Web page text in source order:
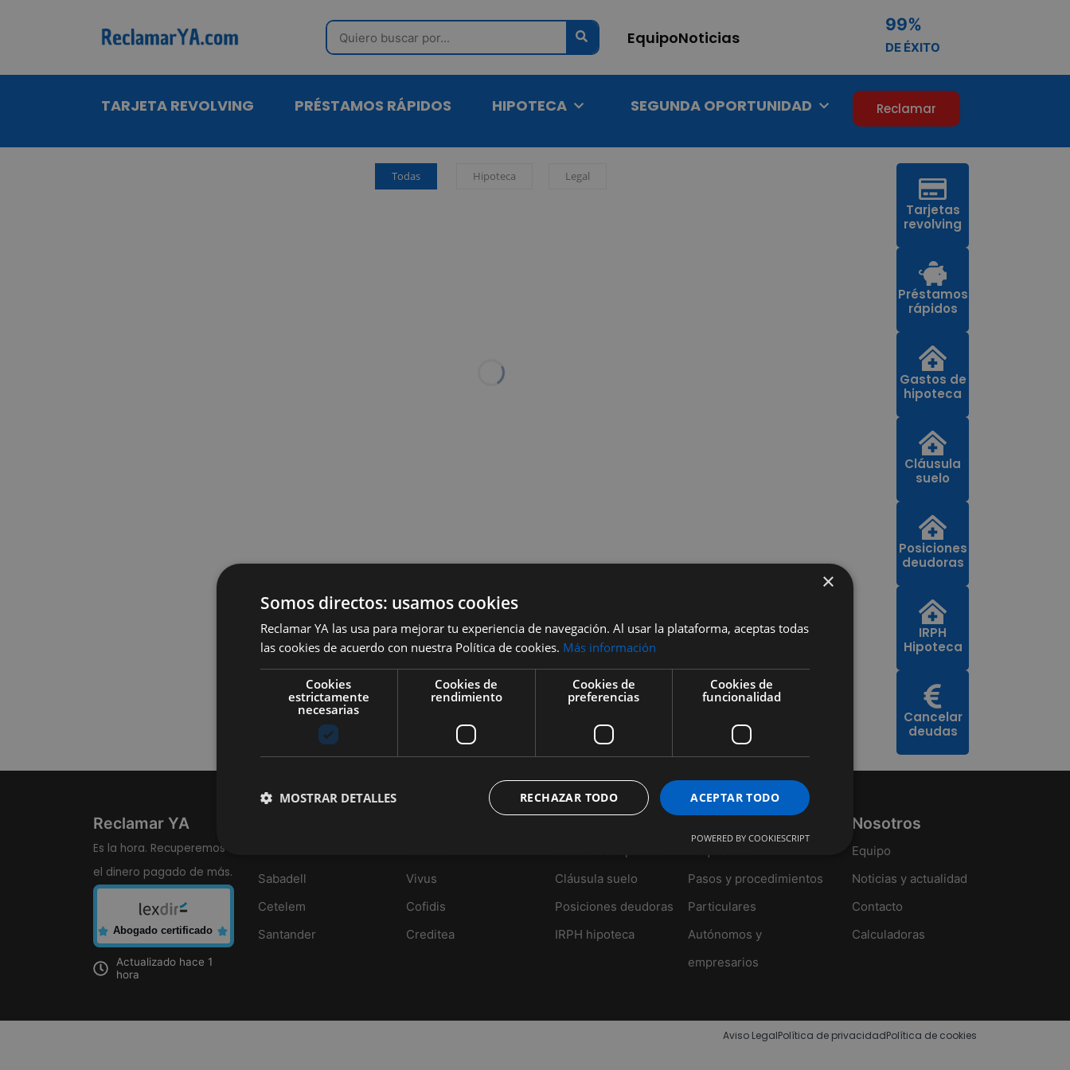
Search EquipoNoticias
99%
DE ÉXITO
TARJETA REVOLVING PRÉSTAMOS RÁPIDOS HIPOTECA SEGUNDA OPORTUNIDAD Reclamar
Todas Hipoteca Legal
Tarjetas
revolving
Préstamos
rápidos
Gastos de
hipoteca
Cláusula
suelo
Posiciones
deudoras
IRPH
Hipoteca
Cancelar
deudas
Reclamar YA
Es la hora. Recuperemos
el dinero pagado de más.
Abogado certificado
Actualizado hace 1
hora
Sabadell
Cetelem
Santander
Vivus
Cofidis
Creditea
Cláusula suelo
Posiciones deudoras
IRPH hipoteca
Pasos y procedimientos
Particulares
Autónomos y
empresarios
Nosotros
Equipo
Noticias y actualidad
Contacto
Calculadoras
Aviso LegalPolítica de privacidadPolítica de cookies
×
Somos directos: usamos cookies
Reclamar YA las usa para mejorar tu experiencia de navegación. Al usar la plataforma, aceptas todas
las cookies de acuerdo con nuestra Política de cookies. Más información
Cookies
estrictamente
necesarias
Cookies de
rendimiento
Cookies de
preferencias
Cookies de
funcionalidad
ACEPTAR TODO
RECHAZAR TODO
MOSTRAR DETALLES
POWERED BY COOKIESCRIPT